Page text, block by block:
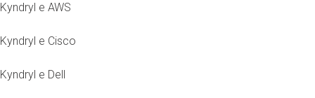
Kyndryl e AWS
Kyndryl e Cisco
Kyndryl e Dell